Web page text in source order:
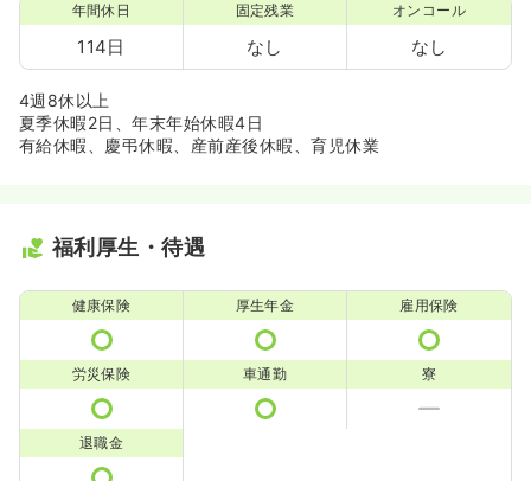
年間休日
114日
固定残業
なし
オンコール
なし
4週8休以上
夏季休暇2日、年末年始休暇4日
有給休暇、慶弔休暇、産前産後休暇、育児休業
福利厚生・待遇
健康保険 厚生年金 雇用保険
労災保険 車通勤 寮
退職金